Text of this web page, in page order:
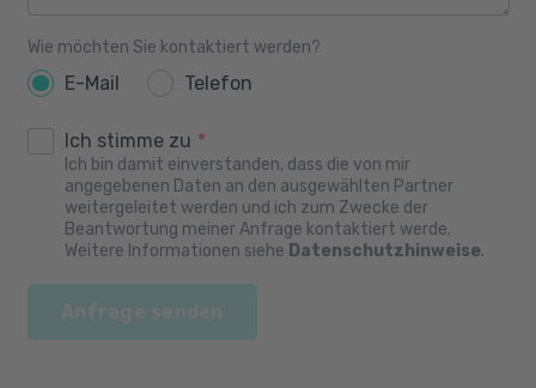
Wie möchten Sie kontaktiert werden?
E-Mail Telefon
Ich stimme zu *
Ich bin damit einverstanden, dass die von mir
angegebenen Daten an den ausgewählten Partner
weitergeleitet werden und ich zum Zwecke der
Beantwortung meiner Anfrage kontaktiert werde.
Weitere Informationen siehe Datenschutzhinweise.